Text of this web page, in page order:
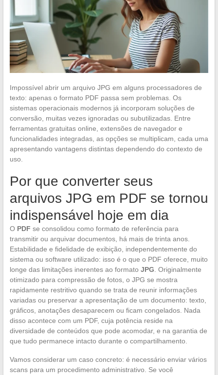
Impossível abrir um arquivo JPG em alguns processadores de
texto: apenas o formato PDF passa sem problemas. Os
sistemas operacionais modernos já incorporam soluções de
conversão, muitas vezes ignoradas ou subutilizadas. Entre
ferramentas gratuitas online, extensões de navegador e
funcionalidades integradas, as opções se multiplicam, cada uma
apresentando vantagens distintas dependendo do contexto de
uso.
Por que converter seus
arquivos JPG em PDF se tornou
indispensável hoje em dia
O PDF se consolidou como formato de referência para
transmitir ou arquivar documentos, há mais de trinta anos.
Estabilidade e fidelidade de exibição, independentemente do
sistema ou software utilizado: isso é o que o PDF oferece, muito
longe das limitações inerentes ao formato JPG . Originalmente
otimizado para compressão de fotos, o JPG se mostra
rapidamente restritivo quando se trata de reunir informações
variadas ou preservar a apresentação de um documento: texto,
gráficos, anotações desaparecem ou ficam congelados. Nada
disso acontece com um PDF, cuja potência reside na
diversidade de conteúdos que pode acomodar, e na garantia de
que tudo permanece intacto durante o compartilhamento.
Vamos considerar um caso concreto: é necessário enviar vários
scans para um procedimento administrativo. Se você